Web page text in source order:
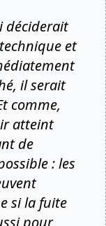
déciderait
et
il serait
comme,
atteint
de
: les
si la fuite
pour